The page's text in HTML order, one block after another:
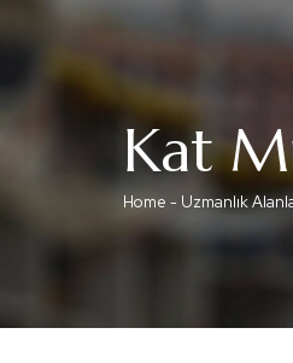
Kat
Home - Uzmanlık